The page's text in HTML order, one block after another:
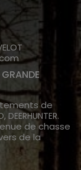
GRANDE
de
, DEERHUNTER.
de chasse
de la